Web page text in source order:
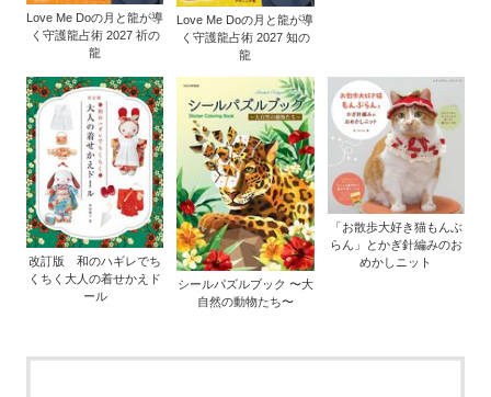
Love Me Doの月と龍が導
く守護龍占術 2027 祈の
龍
Love Me Doの月と龍が導
く守護龍占術 2027 知の
龍
改訂版 和のハギレでち
くちく大人の着せかえド
ール
シールパズルブック 〜大
自然の動物たち〜
「お散歩大好き猫もんぶ
らん」とかぎ針編みのお
めかしニット